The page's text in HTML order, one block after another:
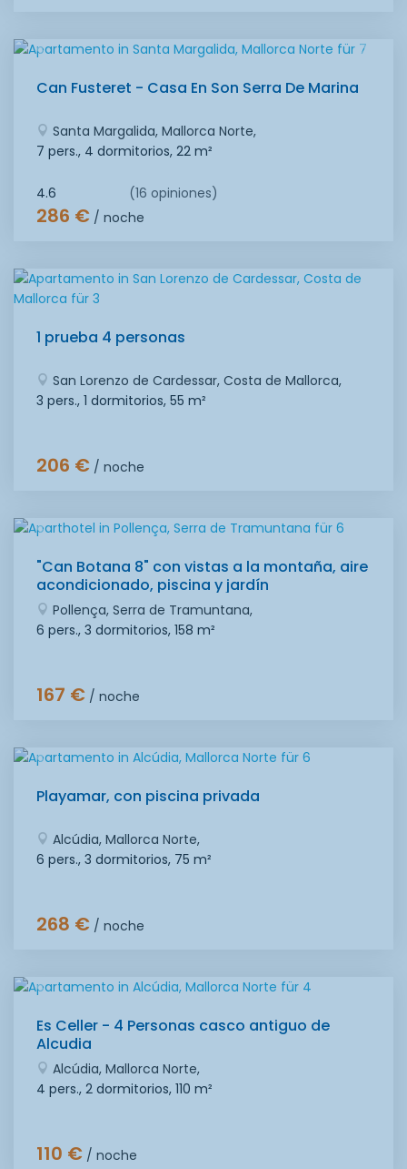
Can Fusteret - Casa En Son Serra De Marina
Santa Margalida, Mallorca Norte,
7 pers., 4 dormitorios, 22 m²
4.6 (16 opiniones)
286 € / noche
1 prueba 4 personas
San Lorenzo de Cardessar, Costa de Mallorca,
3 pers., 1 dormitorios, 55 m²
206 € / noche
"Can Botana 8" con vistas a la montaña, aire
acondicionado, piscina y jardín
Pollença, Serra de Tramuntana,
6 pers., 3 dormitorios, 158 m²
167 € / noche
Playamar, con piscina privada
Alcúdia, Mallorca Norte,
6 pers., 3 dormitorios, 75 m²
268 € / noche
Es Celler - 4 Personas casco antiguo de
Alcudia
Alcúdia, Mallorca Norte,
4 pers., 2 dormitorios, 110 m²
110 € / noche